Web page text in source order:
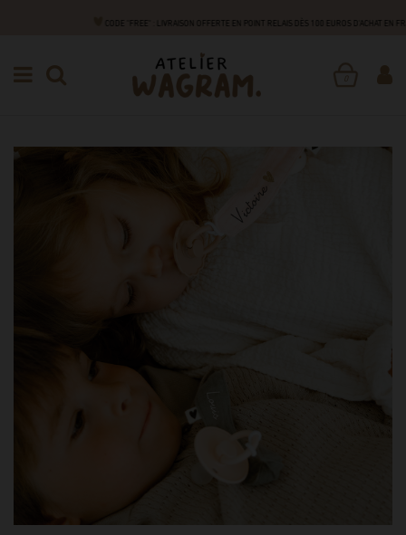
CODE "FREE" : LIVRAISON OFFERTE EN POINT RELAIS DÈS 100 EUROS D'ACHAT EN